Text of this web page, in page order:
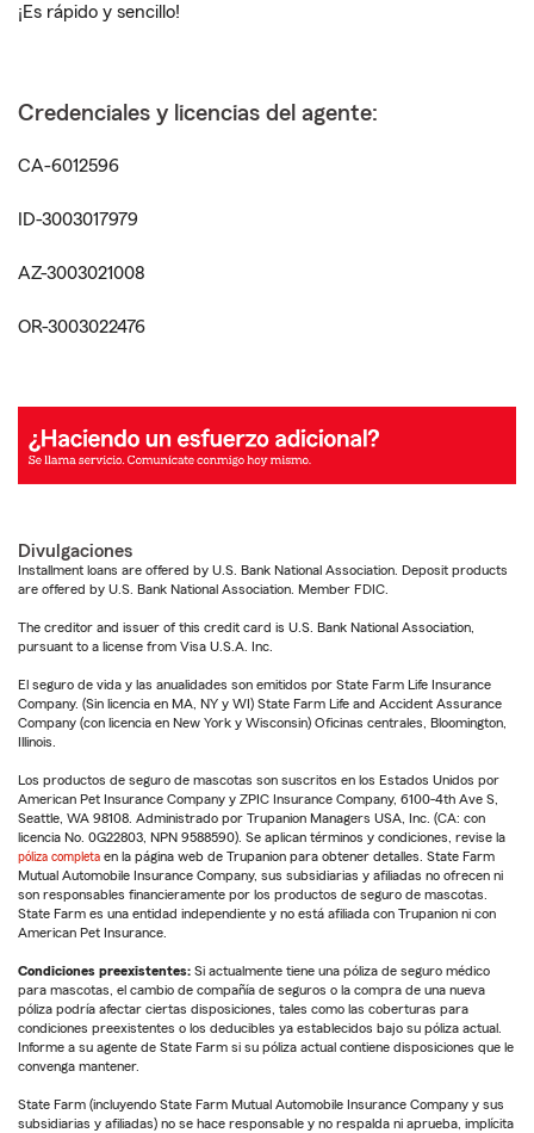
¡Es rápido y sencillo!
Credenciales y licencias del agente:
CA-6012596
ID-3003017979
AZ-3003021008
OR-3003022476
Divulgaciones
Installment loans are offered by U.S. Bank National Association. Deposit products
are offered by U.S. Bank National Association. Member FDIC.
The creditor and issuer of this credit card is U.S. Bank National Association,
pursuant to a license from Visa U.S.A. Inc.
El seguro de vida y las anualidades son emitidos por State Farm Life Insurance
Company. (Sin licencia en MA, NY y WI) State Farm Life and Accident Assurance
Company (con licencia en New York y Wisconsin) Oficinas centrales, Bloomington,
Illinois.
Los productos de seguro de mascotas son suscritos en los Estados Unidos por
American Pet Insurance Company y ZPIC Insurance Company, 6100-4th Ave S,
Seattle, WA 98108. Administrado por Trupanion Managers USA, Inc. (CA: con
licencia No. 0G22803, NPN 9588590). Se aplican términos y condiciones, revise la
póliza completa en la página web de Trupanion para obtener detalles. State Farm
Mutual Automobile Insurance Company, sus subsidiarias y afiliadas no ofrecen ni
son responsables financieramente por los productos de seguro de mascotas.
State Farm es una entidad independiente y no está afiliada con Trupanion ni con
American Pet Insurance.
Condiciones preexistentes: Si actualmente tiene una póliza de seguro médico
para mascotas, el cambio de compañía de seguros o la compra de una nueva
póliza podría afectar ciertas disposiciones, tales como las coberturas para
condiciones preexistentes o los deducibles ya establecidos bajo su póliza actual.
Informe a su agente de State Farm si su póliza actual contiene disposiciones que le
convenga mantener.
State Farm (incluyendo State Farm Mutual Automobile Insurance Company y sus
subsidiarias y afiliadas) no se hace responsable y no respalda ni aprueba, implícita